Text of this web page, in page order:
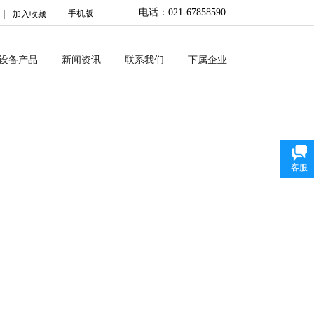
No menu!
| 加入收藏 手机版 电话：021-67858590
备产品 新闻资讯 联系我们 下属企业
客服